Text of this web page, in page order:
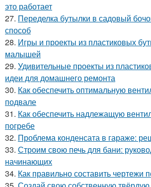
это работает
27. Переделка бутылки в садовый
способ
28. Игры и проекты из пластиковых
малышей
29. Удивительные проекты из
идеи для домашнего ремонта
30. Как обеспечить оптимальную
подвале
31. Как обеспечить надлежащую
погребе
32. Проблема конденсата в гараже:
33. Строим свою печь для бани:
начинающих
34. Как правильно составить чертежи